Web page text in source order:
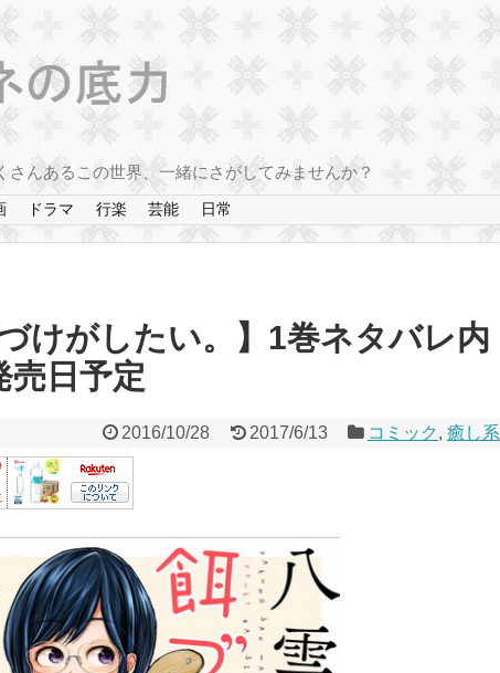
んあるこの世界、一緒にさがしてみませんか？
ドラマ 行楽 芸能 日常
けがしたい。】1巻ネタバレ内
売日予定
2016/10/28 2017/6/13 コミック , 癒し系